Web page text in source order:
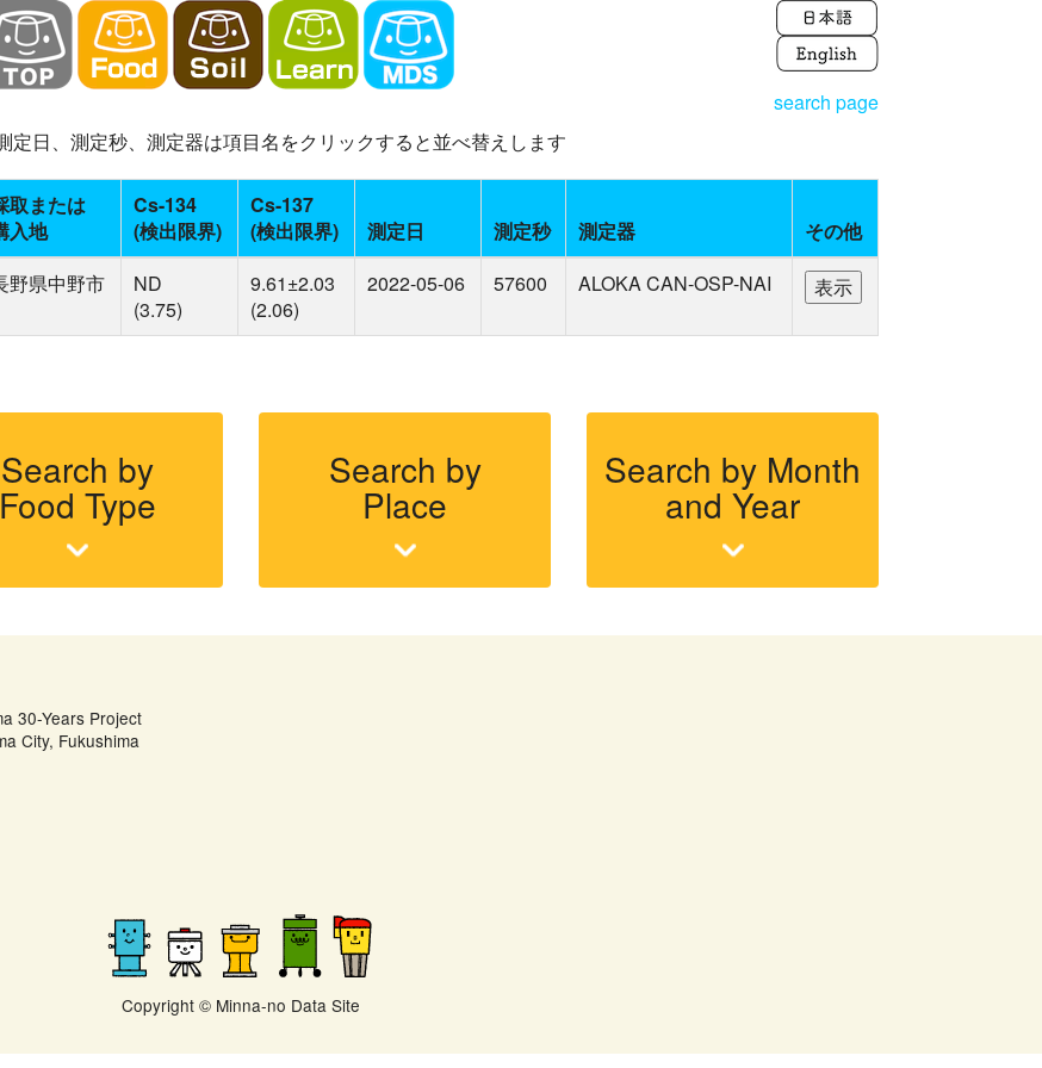
search page
日、測定秒、測定器は項目名をクリックすると並べ替えします
取または
入地
Cs-134
(検出限界)
Cs-137
(検出限界)
測定日 測定秒 測定器
その他
野県中野市
ND
(3.75)
9.61±2.03
(2.06)
2022-05-06 57600 ALOKA CAN-OSP-NAI
Search by
Food Type
Search by
Place
Search by Month
and Year
30-Years Project
City, Fukushima
Copyright © Minna-no Data Site